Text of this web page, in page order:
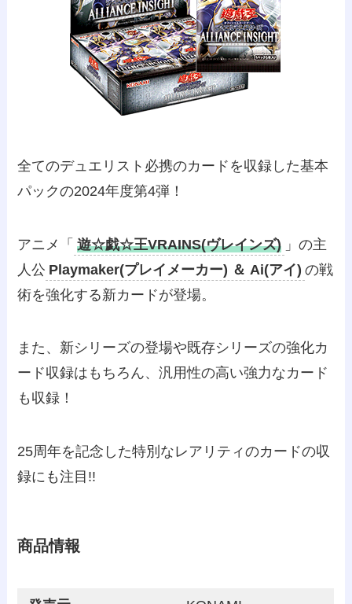
全てのデュエリスト必携のカードを収録した基本
パックの2024年度第4弾！
アニメ「 遊☆戯☆王VRAINS(ヴレインズ) 」の主
人公 Playmaker(プレイメーカー) ＆ Ai(アイ) の戦
術を強化する新カードが登場。
また、新シリーズの登場や既存シリーズの強化カ
ード収録はもちろん、汎用性の高い強力なカード
も収録！
25周年を記念した特別なレアリティのカードの収
録にも注目!!
商品情報